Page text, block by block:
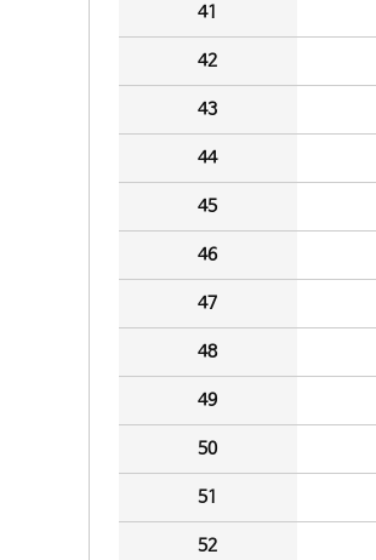
41
42
43
44
45
46
47
48
49
50
51
52